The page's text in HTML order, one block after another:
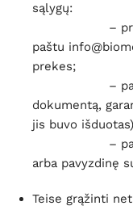
sąlygų:
– pranešti
paštu
prekes;
– pateikti
dokumentą,
jis buvo
– pateikti
arba pavyzdinę
Teise grąžinti